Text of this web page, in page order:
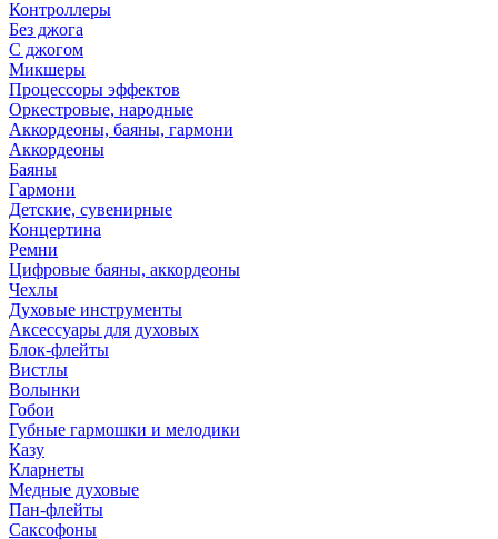
Контроллеры
Без джога
С джогом
Микшеры
Процессоры эффектов
Оркестровые, народные
Аккордеоны, баяны, гармони
Аккордеоны
Баяны
Гармони
Детские, сувенирные
Концертина
Ремни
Цифровые баяны, аккордеоны
Чехлы
Духовые инструменты
Аксессуары для духовых
Блок-флейты
Вистлы
Волынки
Гобои
Губные гармошки и мелодики
Казу
Кларнеты
Медные духовые
Пан-флейты
Саксофоны